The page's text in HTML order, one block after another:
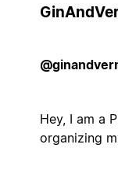
Hey, I am a
organizing